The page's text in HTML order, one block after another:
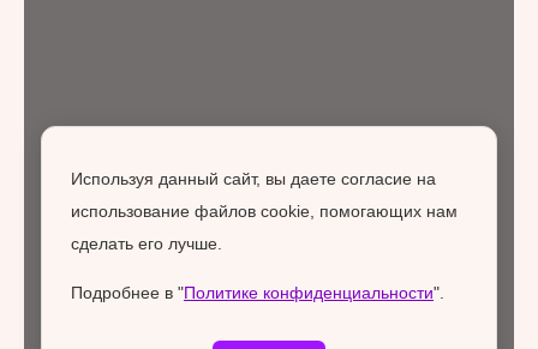
Используя данный сайт, вы даете согласие на
использование файлов cookie, помогающих нам
сделать его лучше.
Подробнее в "Политике конфиденциальности".